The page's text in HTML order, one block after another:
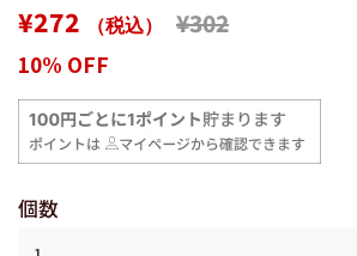
通
格
¥272 （税込）
販
格
¥302
10% OFF
個数